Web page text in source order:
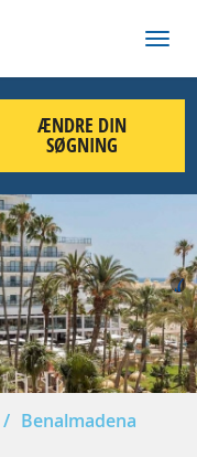
ÆNDRE DIN
SØGNING
Benalmadena